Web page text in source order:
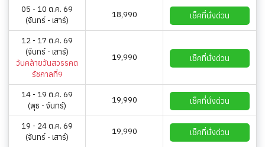
05 - 10 ต.ค. 69
(จันทร์ - เสาร์)
18,990 เช็คที่นั่งด่วน
12 - 17 ต.ค. 69
(จันทร์ - เสาร์)
วันคล้ายวันสวรรคต
รัชกาลที่9
19,990 เช็คที่นั่งด่วน
14 - 19 ต.ค. 69
(พุธ - จันทร์)
19,990 เช็คที่นั่งด่วน
19 - 24 ต.ค. 69
(จันทร์ - เสาร์)
19,990 เช็คที่นั่งด่วน